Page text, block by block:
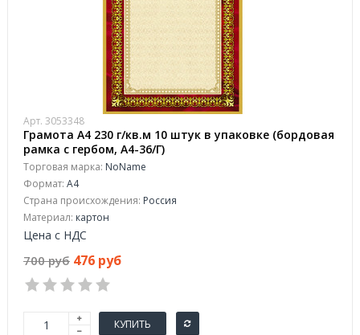
Арт. 3053348
Грамота А4 230 г/кв.м 10 штук в упаковке (бордовая
рамка с гербом, А4-36/Г)
Торговая марка: NoName
Формат: A4
Страна происхождения: Россия
Материал: картон
Цена с НДС
700 руб 476 руб
КУПИТЬ